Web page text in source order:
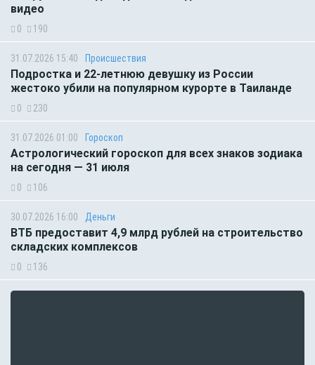
видео
0 190
31.07.2026 15:40 Происшествия
Подростка и 22-летнюю девушку из России
жестоко убили на популярном курорте в Таиланде
0 230
31.07.2026 01:00 Гороскоп
Астрологический гороскоп для всех знаков зодиака
на сегодня — 31 июля
0 106
30.07.2026 16:00 Деньги
ВТБ предоставит 4,9 млрд рублей на строительство
складских комплексов
0 136